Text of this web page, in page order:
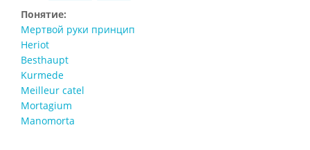
Понятие:
Мертвой руки принцип
Heriot
Besthaupt
Kurmede
Meilleur catel
Mortagium
Manomorta